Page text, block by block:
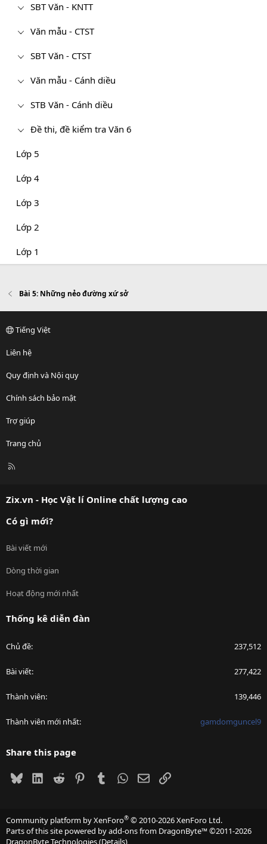
SBT Văn - KNTT
Văn mẫu - CTST
SBT Văn - CTST
Văn mẫu - Cánh diều
STB Văn - Cánh diều
Đề thi, đề kiểm tra Văn 6
Lớp 5
Lớp 4
Lớp 3
Lớp 2
Lớp 1
Bài 5: Những nẻo đường xứ sở
Tiếng Việt
Liên hệ
Quy định và Nội quy
Chính sách bảo mật
Trợ giúp
Trang chủ
R
Zix.vn - Học Vật lí Online chất lượng cao
Có gì mới?
Bài viết mới
Dòng thời gian
Hoạt động mới nhất
Thống kê diễn đàn
Chủ đề 237,512
Bài viết 277,422
Thành viên 139,446
Thành viên mới nhất gamdomguncel9
Share this page
BlueskyLinkedIn
Reddit PinterestTumblrWhatsApp
EmailLink
Community platform by XenForo® © 2010-2026 XenForo Ltd.
Parts of this site powered byadd-ons from DragonByte™©2011-2026
DragonByte Technologies(Details)